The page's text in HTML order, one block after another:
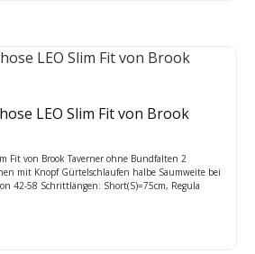
LEO Slim Fit von Brook
Fit von Brook Taverner ohne Bundfalten 2
mit Knopf Gürtelschlaufen halbe Saumweite bei
42-58 Schrittlängen: Short(S)=75cm, Regula